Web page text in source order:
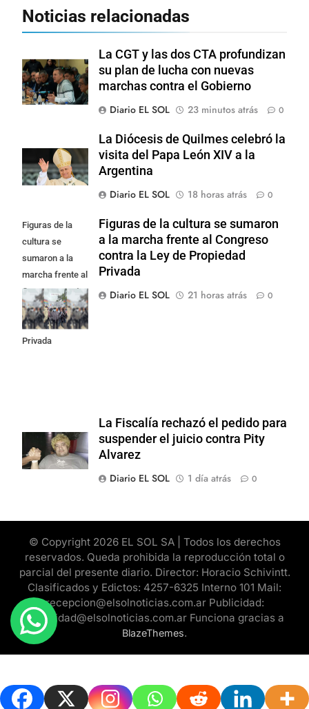
Noticias relacionadas
La CGT y las dos CTA profundizan
su plan de lucha con nuevas
marchas contra el Gobierno
Diario EL SOL
23 minutos atrás 0
La Diócesis de Quilmes celebró la
visita del Papa León XIV a la
Argentina
Diario EL SOL
18 horas atrás 0
Figuras de la
cultura se
sumaron a la
marcha frente al
Congreso contra
la Ley de
Propiedad
Privada
Figuras de la cultura se sumaron
a la marcha frente al Congreso
contra la Ley de Propiedad
Privada
Diario EL SOL
21 horas atrás 0
La Fiscalía rechazó el pedido para
suspender el juicio contra Pity
Alvarez
Diario EL SOL
1 día atrás 0
© Copyright 2026 EL SOL SA | Todos los derechos
reservados. Queda prohibida la reproducción total o
parcial del presente diario. Director: Horacio Schivintt.
Clasificados y Edictos: 4257-6325 Interno 101 Mail:
recepcion@elsolnoticias.com.ar Publicidad:
publicidad@elsolnoticias.com.ar Funciona gracias a
BlazeThemes.